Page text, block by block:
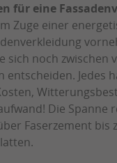
für eine
Zuge einer
sich noch zwischen
entscheiden. Jedes
Die Spanne
Faserzement bis